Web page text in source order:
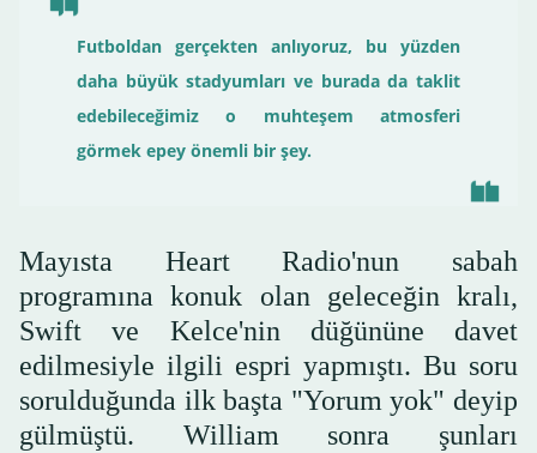
Futboldan gerçekten anlıyoruz, bu yüzden
daha büyük stadyumları ve burada da taklit
edebileceğimiz o muhteşem atmosferi
görmek epey önemli bir şey.
Mayısta Heart Radio'nun sabah
programına konuk olan geleceğin kralı,
Swift ve Kelce'nin düğününe davet
edilmesiyle ilgili espri yapmıştı. Bu soru
sorulduğunda ilk başta "Yorum yok" deyip
gülmüştü. William sonra şunları